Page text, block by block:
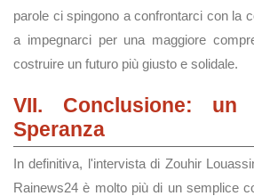
parole ci spingono a confrontarci con la
a impegnarci per una maggiore
costruire un futuro più giusto e solidale.
VII. Conclusione: un
Speranza
In definitiva, l'intervista di Zouhir
Rainews24 è molto più di un semplice